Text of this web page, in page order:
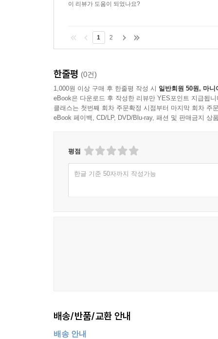
이 리뷰가 도움이 되었나요?
1 2
한줄평 (0건)
1,000원 이상 구매 후 한줄평 작성 시 일반회원 50원, 마니
eBook은 다운로드 후 작성한 리뷰만 YES포인트 지급됩니
클래스는 첫번째 회차 주문확정 시점부터 마지막 회차 주
eBook 페이백, CD/LP, DVD/Blu-ray, 패션 및 판매금지 상
평점
한글 기준 50자까지 작성가능
배송/반품/교환 안내
배송 안내